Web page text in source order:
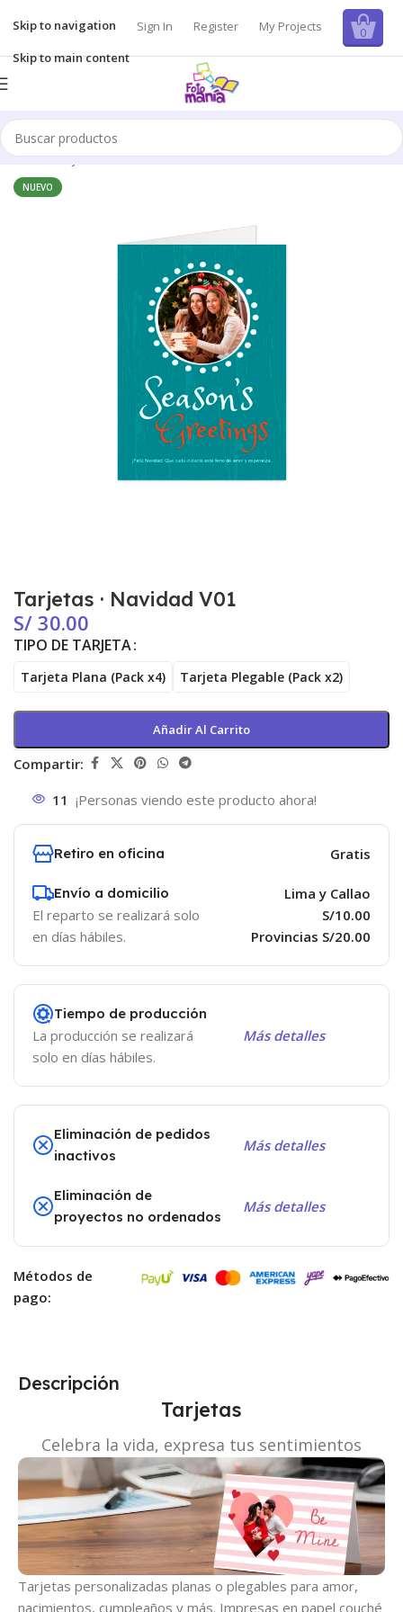
Sign In Register My Projects 0
Skip to navigation
Skip to main content
Inicio/Tarjetas
NUEVO
Tarjetas · Navidad V01
S/ 30.00
TIPO DE TARJETA
Tarjeta Plana (Pack x4) Tarjeta Plegable (Pack x2)
Añadir Al Carrito
Compartir:
11 ¡Personas viendo este producto ahora!
Retiro en oficina Gratis
Envío a domicilio
El reparto se realizará solo
en días hábiles.
Lima y Callao
S/10.00
Provincias S/20.00
Tiempo de producción
La producción se realizará
solo en días hábiles.
Más detalles
Eliminación de pedidos
inactivos
Más detalles
Eliminación de
proyectos no ordenados
Más detalles
Métodos de
pago:
Descripción
Tarjetas
Celebra la vida, expresa tus sentimientos
Tarjetas personalizadas planas o plegables para amor,
nacimientos, cumpleaños y más. Impresas en papel couché